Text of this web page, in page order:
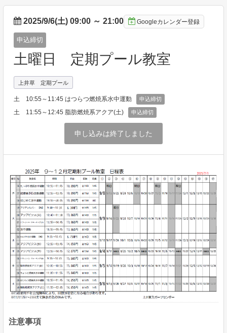
2025/9/6(土) 09:00 ～ 21:00 Googleカレンダー登録
申込締切
土曜日 定期プール教室
上井草 定期プール
土 10:55～11:45 はつらつ燃焼系水中運動 申込締切
土 11:55～12:45 脂肪燃焼系アクア(土) 申込締切
申し込みは終了しました
注意事項